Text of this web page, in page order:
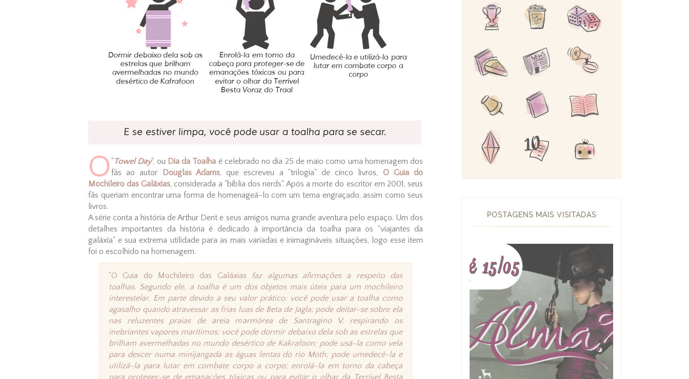
O "Towel Day", ou Dia da Toalha é celebrado no dia 25 de maio como uma homenagem dos
fãs ao autor
Douglas Adams, que escreveu a "trilogia" de cinco livros, O Guia do
Mochileiro das Galáxias , considerada a "bíblia dos nerds". Após a morte do escritor em 2001, seus
fãs queriam encontrar uma forma de homenageá-lo com um tema engraçado, assim como seus
livros.
A série conta a história de Arthur Dent e seus amigos numa grande aventura pelo espaço. Um dos
detalhes importantes da história é dedicado à importância da toalha para os "viajantes da
galáxia" e sua extrema utilidade para as mais variadas e inimagináveis situações, logo esse item
foi o escolhido na homenagem.
"O Guia do Mochileiro das Galáxias
faz algumas afirmações a respeito das
toalhas. Segundo ele, a toalha é um dos objetos mais úteis para um mochileiro
interestelar. Em parte devido a seu valor prático: você pode usar a toalha como
agasalho quando atravessar as frias luas de Beta de Jagla; pode deitar-se sobre ela
nas reluzentes praias de areia marmórea de Santragino V, respirando os
inebriantes vapores marítimos; você pode dormir debaixo dela sob as estrelas que
brilham avermelhadas no mundo desértico de Kakrafoon; pode usá-la como vela
para descer numa minijangada as águas lentas do rio Moth; pode umedecê-la e
utilizá-la para lutar em combate corpo a corpo; enrolá-la em torno da cabeça
para proteger-se de emanações tóxicas ou para evitar o olhar da Terrível Besta
POSTAGENS MAIS VISITADAS